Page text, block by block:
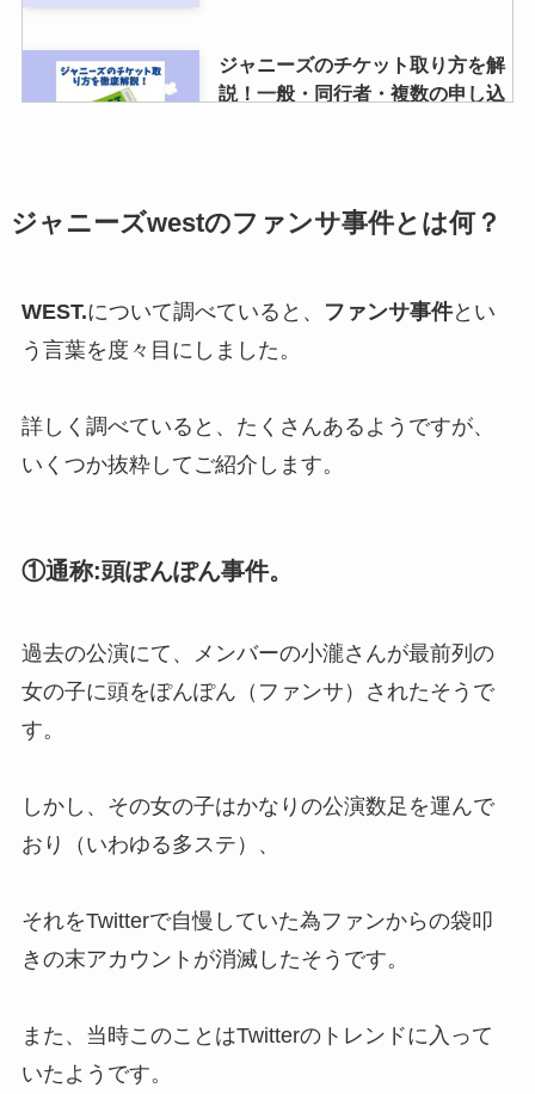
ジャニーズのチケット取り方を解
説！一般・同行者・複数の申し込
髙橋海人の同期は？入所日やジャ
ブックオフで雑誌を売る！ジャニ
ズ雑誌買取相場や値段なども調査
は?人柄もいい本当のイケメン
関ジャニの年齢順！∞のリーダー
は？レギュラー番組や初期メンバ
ジャニーズのペンライト買取は安
いの？買取店舗おすすめや電池・
ばいなどの噂も調査！
ジャニーズwestのファンサ事件とは何？
WEST.について調べていると、 ファンサ事件とい
う言葉を度々目にしました。
詳しく調べていると、たくさんあるようですが、
いくつか抜粋してご紹介します。
①通称:頭ぽんぽん事件。
過去の公演にて、メンバーの小瀧さんが最前列の
女の子に頭をぽんぽん（ファンサ）されたそうで
す。
しかし、その女の子はかなりの公演数足を運んで
おり（いわゆる多ステ）、
それをTwitterで自慢していた為ファンからの袋叩
きの末アカウントが消滅したそうです。
また、当時このことはTwitterのトレンドに入って
いたようです。